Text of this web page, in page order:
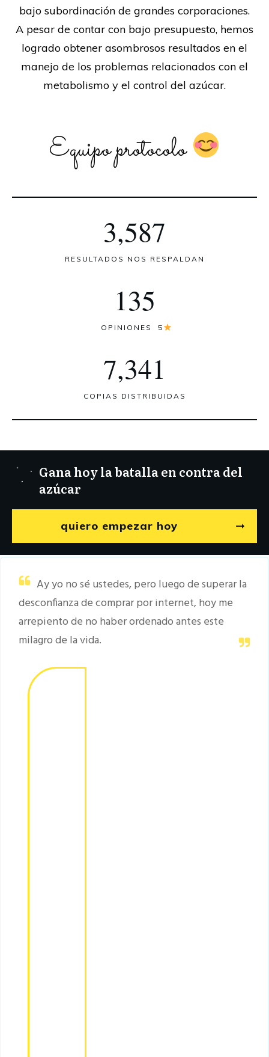
bajo subordinación de grandes corporaciones.
A pesar de contar con bajo presupuesto, hemos
logrado obtener asombrosos resultados en el
manejo de los problemas relacionados con el
metabolismo y el control del azúcar.
Equipo protocolo
3,587
RESULTADOS NOS RESPALDAN
135
OPINIONES 5
7,341
COPIAS DISTRIBUIDAS
Gana hoy la batalla en contra del
azúcar
quiero empezar hoy
Ay yo no sé ustedes, pero luego de superar la
desconfianza de comprar por internet, hoy me
arrepiento de no haber ordenado antes este
milagro de la vida.